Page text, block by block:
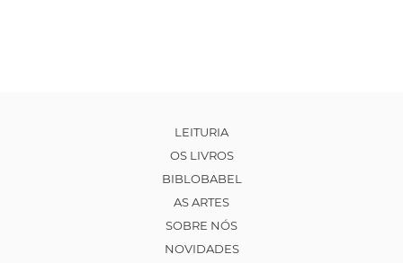
LEITURIA
OS LIVROS
BIBLOBABEL
AS ARTES
SOBRE NÓS
NOVIDADES